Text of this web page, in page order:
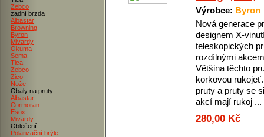
Zebco
zadní brzda
Albastar
Browning
Byron
Mivardy
Okuma
Sema
Tica
Zebco
Zico
Nože
Obaly na pruty
Albastar
Cormoran
Esox
Mivardy
Oblečení
Polarizační brýle
Výrobce: Byron
Nová generace
designem X-
teleskopických
rozdílnými
Většina těchto
korkovou
pruty a pruty se
akcí mají rukoj ...
280,00 Kč